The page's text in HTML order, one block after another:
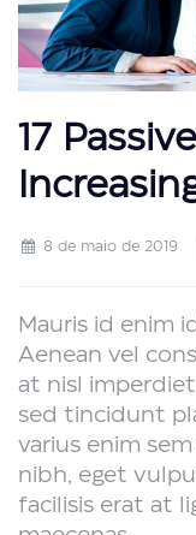
17
8 de maio de 2019
Mauris id enim
Aenean vel
at nisl
sed tincidunt
varius enim
nibh, eget
facilisis erat at